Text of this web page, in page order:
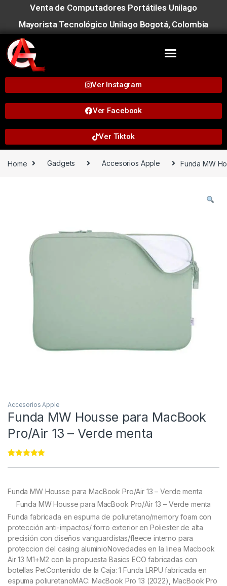
Venta de Computadores Portátiles Unilago
Mayorista Tecnológico Unilago Bogotá, Colombia
Ver Instagram
Ver Facebook
Ver Tiktok
Home Gadgets Accesorios Apple Funda MW
Accesorios Apple
Funda MW Housse para MacBook
Pro/Air 13 – Verde menta
ratings
Funda MW Housse para MacBook Pro/Air 13 – Verde menta
Funda MW Housse para MacBook Pro/Air 13 – Verde menta
Funda fabricada en espuma de poliuretano/memory foam con
protección anti-impactos/ forro exterior en Poliester de alta
precisión con diseños vanguardistas/fleece interno para
proteccion del casing aluminioNovedades en la linea Macbook
Air 13 M1+M2 con la propuesta Basics ECO fabricadas con
botellas PetContenido de la Caja: 1 Funda LRPU fabricada en
espuma poliuretanoMAC: MacBook Pro 13 (2022), MacBook Pro